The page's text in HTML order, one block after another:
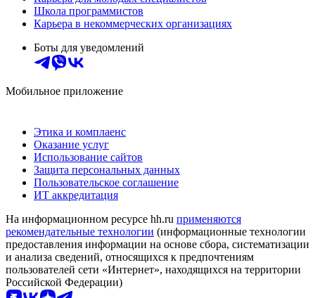
Школа программистов
Карьера в некоммерческих организациях
Боты для уведомлений
Мобильное приложение
Этика и комплаенс
Оказание услуг
Использование сайтов
Защита персональных данных
Пользовательское соглашение
ИТ аккредитация
На информационном ресурсе hh.ru применяются
рекомендательные технологии (информационные технологии
предоставления информации на основе сбора, систематизации
и анализа сведений, относящихся к предпочтениям
пользователей сети «Интернет», находящихся на территории
Российской Федерации)